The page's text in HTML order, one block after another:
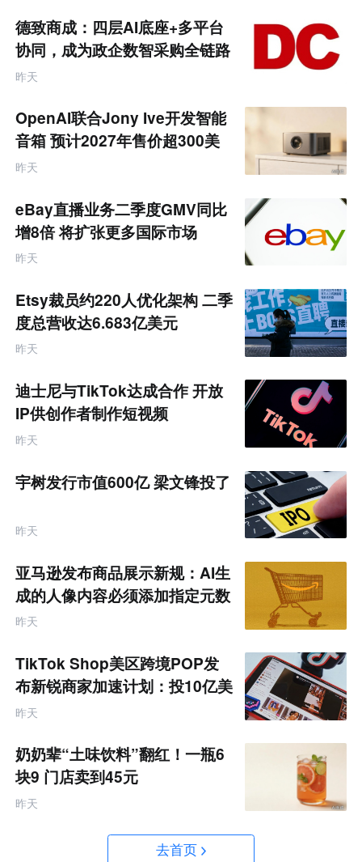
商
产
业
互
联
网
德致商成：四层AI底座+多平台
协同，成为政企数智采购全链路
服务商
昨天
OpenAI联合Jony Ive开发智能
音箱 预计2027年售价超300美
元
昨天
eBay直播业务二季度GMV同比
增8倍 将扩张更多国际市场
昨天
Etsy裁员约220人优化架构 二季
度总营收达6.683亿美元
昨天
迪士尼与TikTok达成合作 开放
IP供创作者制作短视频
昨天
宇树发行市值600亿 梁文锋投了
昨天
亚马逊发布商品展示新规：AI生
成的人像内容必须添加指定元数
据
昨天
TikTok Shop美区跨境POP发
布新锐商家加速计划：投10亿美
金资源帮扶四类商家
昨天
奶奶辈“土味饮料”翻红！一瓶6
块9 门店卖到45元
昨天
去首页